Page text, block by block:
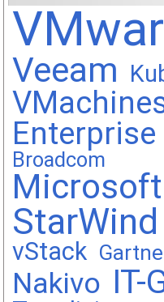
Veeam
Enterprise
Broadcom
Microsoft
StarWind
vStack
Nakivo IT-